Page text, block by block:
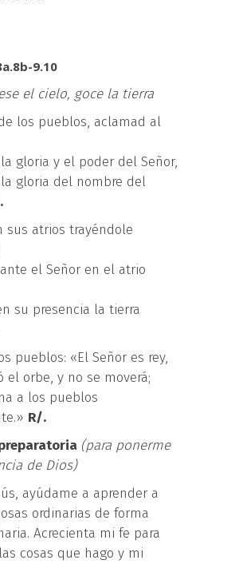
9.10
el cielo, goce la tierra
los pueblos, aclamad al
gloria y el poder del Señor,
gloria del nombre del
sus atrios trayéndole
el Señor en el atrio
su presencia la tierra
pueblos: «El Señor es rey,
el orbe, y no se moverá;
a los pueblos
R/.
(para ponerme
de Dios)
ayúdame a aprender a
ordinarias de forma
Acrecienta mi fe para
cosas que hago y mi